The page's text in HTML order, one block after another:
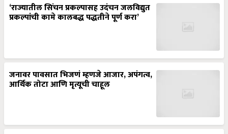
‘राज्यातील सिंचन प्रकल्पासह उदंचन जलविद्युत
प्रकल्पांची कामे कालबद्ध पद्धतीने पूर्ण करा’
जनावर पावसात भिजणं म्हणजे आजार, अपंगत्व,
आर्थिक तोटा आणि मृत्यूची चाहूल